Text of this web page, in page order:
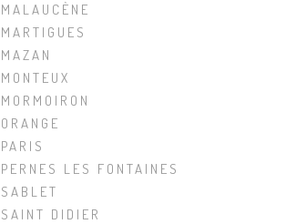
MALAUCÈNE
MARTIGUES
MAZAN
MONTEUX
MORMOIRON
ORANGE
PARIS
PERNES LES FONTAINES
SABLET
SAINT DIDIER